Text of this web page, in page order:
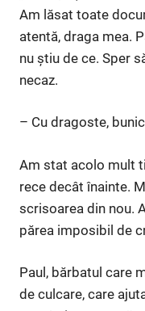
Am lăsat toate
atentă, draga mea.
nu știu de ce. Sper
necaz.
– Cu dragoste,
Am stat acolo mult
rece decât înainte.
scrisoarea din nou.
părea imposibil de
Paul, bărbatul care
de culcare, care